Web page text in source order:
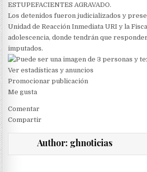
ESTUPEFACIENTES AGRAVADO.
Los detenidos fueron judicializados y
Unidad de Reacción Inmediata URI y la
adolescencia, donde tendrán que
imputados.
Ver estadísticas y anuncios
Promocionar publicación
Me gusta
Comentar
Compartir
Author: ghnoticias